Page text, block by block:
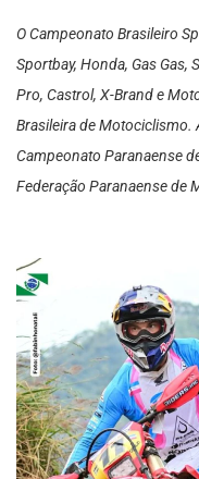
O Campeonato Brasileiro
Sportbay, Honda, Gas Gas,
Pro, Castrol, X-Brand e
Brasileira de Motociclismo.
Campeonato Paranaense
Federação Paranaense de